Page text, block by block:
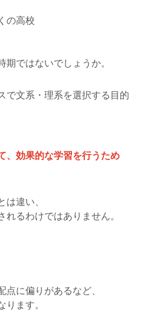
の高校
ではないでしょうか。
で文系・理系を選択する目的
、効果的な学習を行うため
は違い、
るわけではありません。
点に偏りがあるなど、
ります。